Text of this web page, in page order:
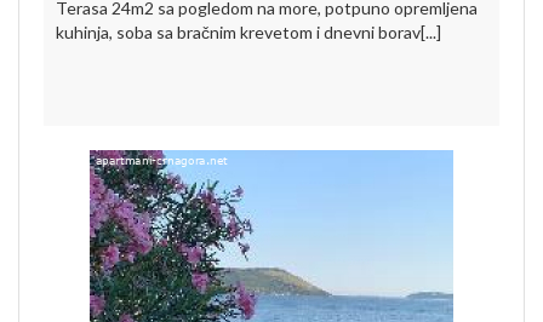
Terasa 24m2 sa pogledom na more, potpuno opremljena
kuhinja, soba sa bračnim krevetom i dnevni borav[...]